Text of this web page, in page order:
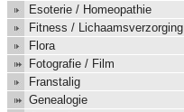
Esoterie / Homeopathie
Fitness / Lichaamsverzorging
Flora
Fotografie / Film
Franstalig
Genealogie